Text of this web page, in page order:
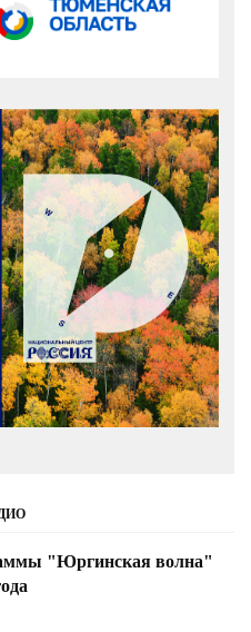
"Юргинская волна"